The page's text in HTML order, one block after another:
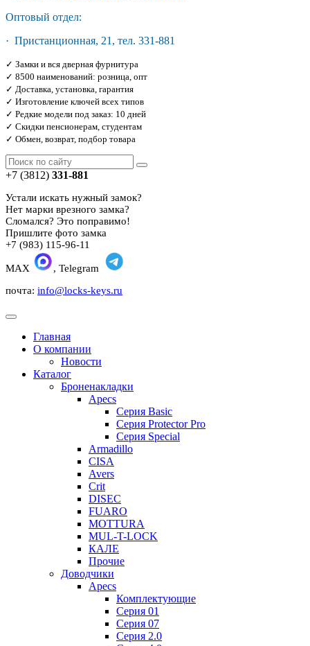
Оптовый отдел:
· Пристанционная, 21, тел. 331-881
✓ Замки и вся дверная фурнитура
✓ 8500 наименований: розница, опт
✓ Доставка, установка, гарантия
✓ Изготовление ключей всех типов
✓ Редкие модели под заказ: 10 дней
✓ Скидки пенсионерам, студентам
✓ Обмен, возврат, подбор товара
+7 (3812) 331-881
Устали искать нужный замок?
Нет марки врезного замка?
Сломался? Это поправимо!
Пришлите фото замка
+7 (983) 115-96-11
MAX
, Telegram
почта: info@locks-keys.ru
Главная
О компании
Новости
Каталог
Броненакладки
Apecs
Серия Basic
Серия Protector Pro
Серия Special
Armadillo
CISA
Avers
Crit
DISEC
FUARO
MOTTURA
MUL-T-LOCK
КАЛЕ
Прочие
Доводчики
Apecs
Комплектующие
Серия 01
Серия 07
Серия 2.0